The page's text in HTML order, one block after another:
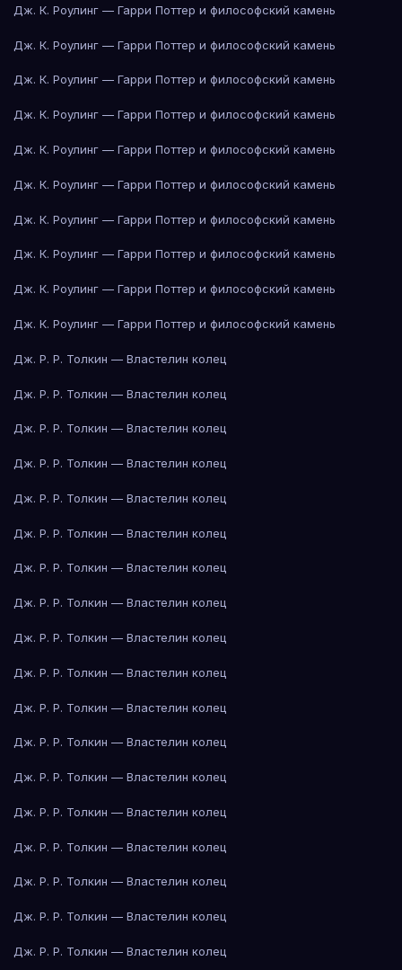
Дж. К. Роулинг — Гарри Поттер и философский камень
Дж. К. Роулинг — Гарри Поттер и философский камень
Дж. К. Роулинг — Гарри Поттер и философский камень
Дж. К. Роулинг — Гарри Поттер и философский камень
Дж. К. Роулинг — Гарри Поттер и философский камень
Дж. К. Роулинг — Гарри Поттер и философский камень
Дж. К. Роулинг — Гарри Поттер и философский камень
Дж. К. Роулинг — Гарри Поттер и философский камень
Дж. К. Роулинг — Гарри Поттер и философский камень
Дж. К. Роулинг — Гарри Поттер и философский камень
Дж. Р. Р. Толкин — Властелин колец
Дж. Р. Р. Толкин — Властелин колец
Дж. Р. Р. Толкин — Властелин колец
Дж. Р. Р. Толкин — Властелин колец
Дж. Р. Р. Толкин — Властелин колец
Дж. Р. Р. Толкин — Властелин колец
Дж. Р. Р. Толкин — Властелин колец
Дж. Р. Р. Толкин — Властелин колец
Дж. Р. Р. Толкин — Властелин колец
Дж. Р. Р. Толкин — Властелин колец
Дж. Р. Р. Толкин — Властелин колец
Дж. Р. Р. Толкин — Властелин колец
Дж. Р. Р. Толкин — Властелин колец
Дж. Р. Р. Толкин — Властелин колец
Дж. Р. Р. Толкин — Властелин колец
Дж. Р. Р. Толкин — Властелин колец
Дж. Р. Р. Толкин — Властелин колец
Дж. Р. Р. Толкин — Властелин колец